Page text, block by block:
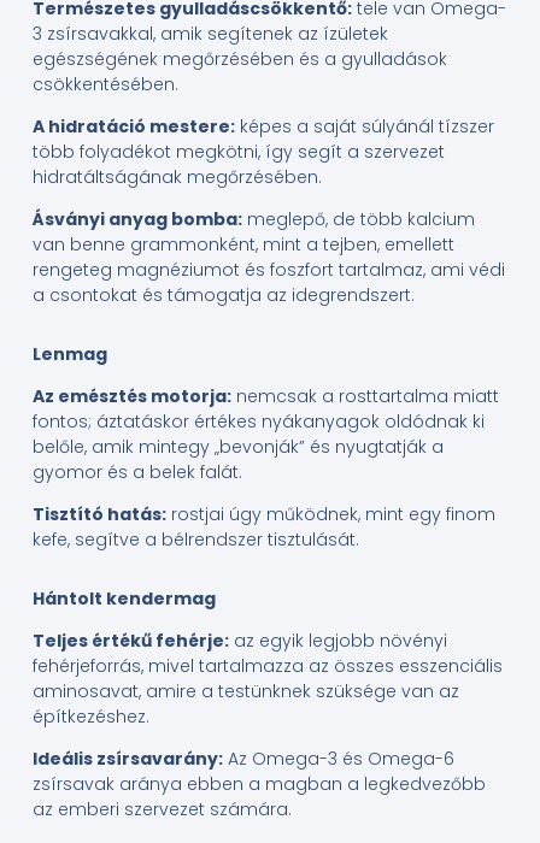
Természetes gyulladáscsökkentő:tele van Omega-
3 zsírsavakkal, amik segítenek az ízületek
egészségének megőrzésében és a gyulladások
csökkentésében.
A hidratáció mestere:képes a saját súlyánál tízszer
több folyadékot megkötni, így segít a szervezet
hidratáltságának megőrzésében.
Ásványi anyag bomba:meglepő, de több kalcium
van benne grammonként, mint a tejben, emellett
rengeteg magnéziumot és foszfort tartalmaz, ami védi
a csontokat és támogatja az idegrendszert.
Lenmag
Az emésztés motorja:nemcsak a rosttartalma miatt
fontos; áztatáskor értékes nyákanyagok oldódnak ki
belőle, amik mintegy „bevonják” és nyugtatják a
gyomor és a belek falát.
Tisztító hatás:rostjai úgy működnek, mint egy finom
kefe, segítve a bélrendszer tisztulását.
Hántolt kendermag
Teljes értékű fehérje:az egyik legjobb növényi
fehérjeforrás, mivel tartalmazza az összes esszenciális
aminosavat, amire a testünknek szüksége van az
építkezéshez.
Ideális zsírsavarány:Az Omega-3 és Omega-6
zsírsavak aránya ebben a magban a legkedvezőbb
az emberi szervezet számára.